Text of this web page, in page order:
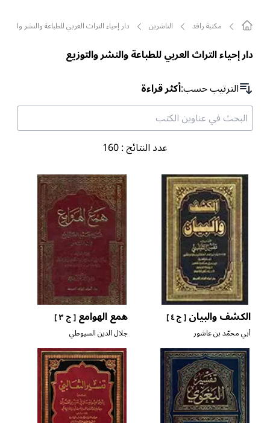
مکتبة رافد الناشرين دار إحياء التراث العربي للطباعة والنشر والتوزيع
دار إحياء التراث العربي للطباعة والنشر والتوزيع
الترتیب حسب:أكثر قراءة
عدد النتائج:
160
الكشف والبيان[ ج ٤ ]
أبي محمّد بن عاشور
همع الهوامع[ ج ٣ ]
جلال الدين السيوطي